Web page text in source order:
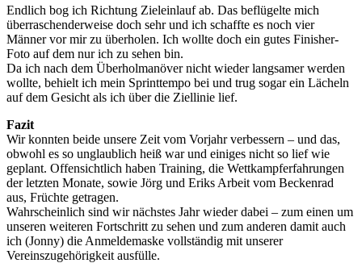
Endlich bog ich Richtung Zieleinlauf ab. Das beflügelte mich
überraschenderweise doch sehr und ich schaffte es noch vier
Männer vor mir zu überholen. Ich wollte doch ein gutes Finisher-
Foto auf dem nur ich zu sehen bin.
Da ich nach dem Überholmanöver nicht wieder langsamer werden
wollte, behielt ich mein Sprinttempo bei und trug sogar ein Lächeln
auf dem Gesicht als ich über die Ziellinie lief.
Fazit
Wir konnten beide unsere Zeit vom Vorjahr verbessern – und das,
obwohl es so unglaublich heiß war und einiges nicht so lief wie
geplant. Offensichtlich haben Training, die Wettkampferfahrungen
der letzten Monate, sowie Jörg und Eriks Arbeit vom Beckenrad
aus, Früchte getragen.
Wahrscheinlich sind wir nächstes Jahr wieder dabei – zum einen um
unseren weiteren Fortschritt zu sehen und zum anderen damit auch
ich (Jonny) die Anmeldemaske vollständig mit unserer
Vereinszugehörigkeit ausfülle.